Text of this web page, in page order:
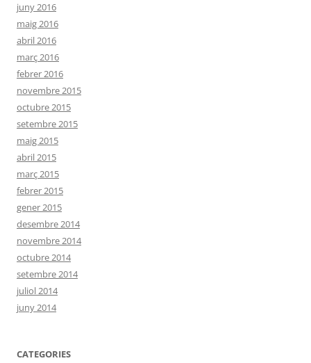
juny 2016
maig 2016
abril 2016
març 2016
febrer 2016
novembre 2015
octubre 2015
setembre 2015
maig 2015
abril 2015
març 2015
febrer 2015
gener 2015
desembre 2014
novembre 2014
octubre 2014
setembre 2014
juliol 2014
juny 2014
CATEGORIES